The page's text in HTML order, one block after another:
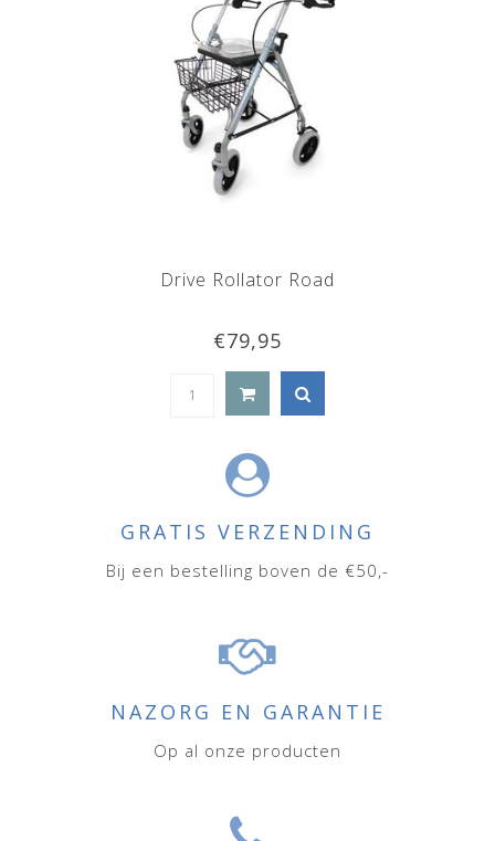
Drive Rollator Road
€79,95
GRATIS VERZENDING
Bij een bestelling boven de €50,-
NAZORG EN GARANTIE
Op al onze producten